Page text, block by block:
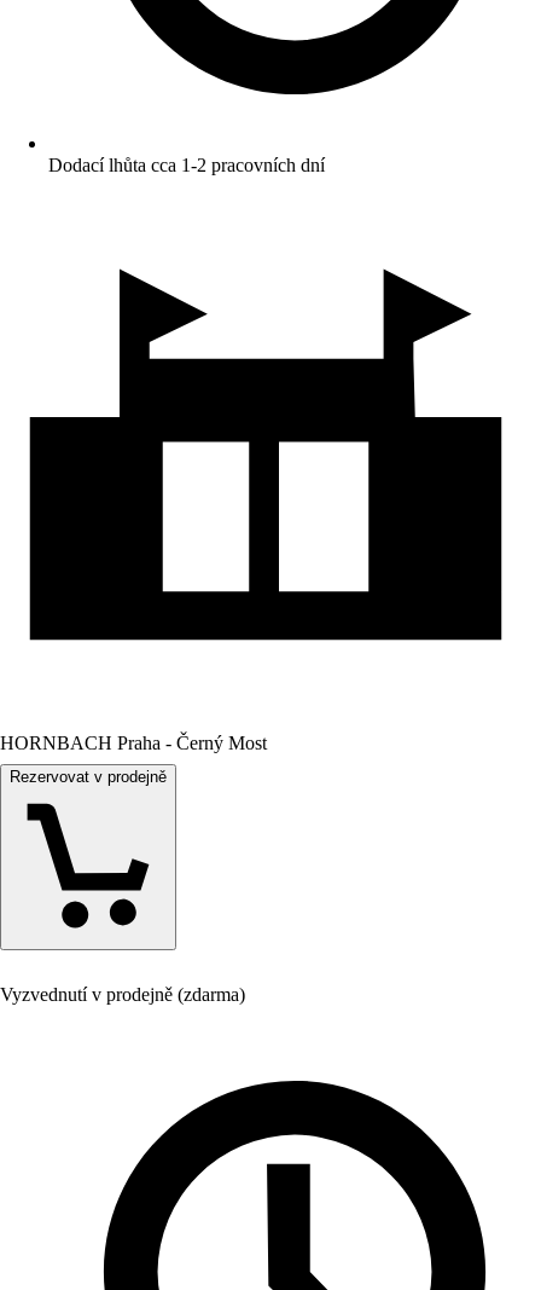
Dodací lhůta cca 1-2 pracovních dní
HORNBACH Praha - Černý Most
Rezervovat v prodejně
Vyzvednutí v prodejně (zdarma)